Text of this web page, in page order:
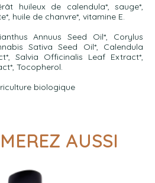
huileux de calendula*, sauge*,
huile de chanvre*, vitamine E.
Annuus Seed Oil*, Corylus
Sativa Seed Oil*, Calendula
Salvia Officinalis Leaf Extract*,
Tocopherol.
biologique
AUSSI